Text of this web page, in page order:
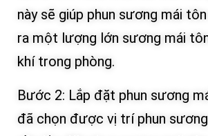
này sẽ giúp phun sương mái
ra một lượng lớn sương mái
khí trong phòng.
Bước 2: Lắp đặt phun sương
đã chọn được vị trí phun